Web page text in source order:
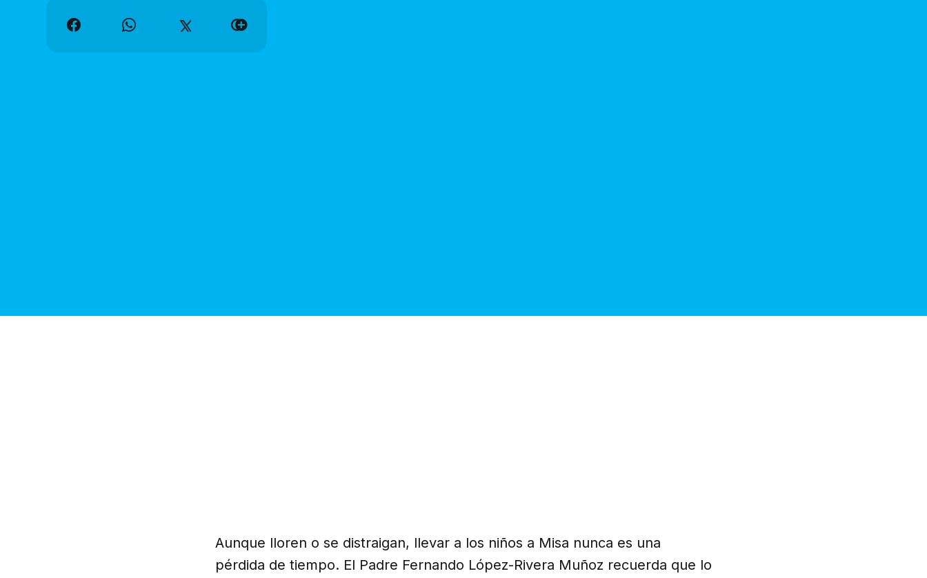
Aunque lloren o se distraigan, llevar a los niños a Misa nunca es una
pérdida de tiempo. El Padre Fernando López-Rivera Muñoz recuerda que lo